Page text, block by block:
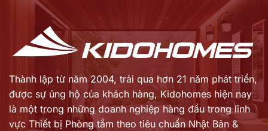
4.138.200 ₫.
Thành lập từ năm 2004, trải qua hơn 21 năm phát triển,
được sự ủng hộ của khách hàng, Kidohomes hiện nay
là một trong những doanh nghiệp hàng đầu trong lĩnh
vực Thiết bị Phòng tắm theo tiêu chuẩn Nhật Bản &